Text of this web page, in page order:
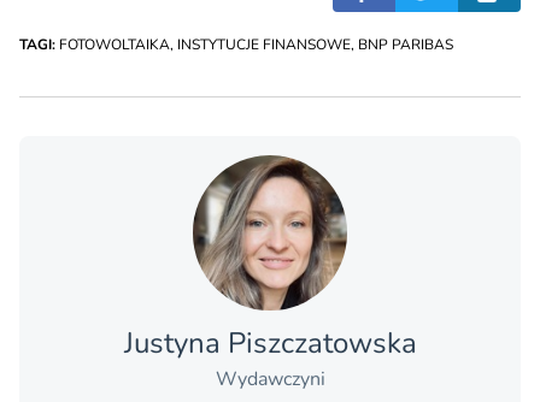
TAGI: FOTOWOLTAIKA, INSTYTUCJE FINANSOWE, BNP PARIBAS
Justyna Piszczatowska
Wydawczyni